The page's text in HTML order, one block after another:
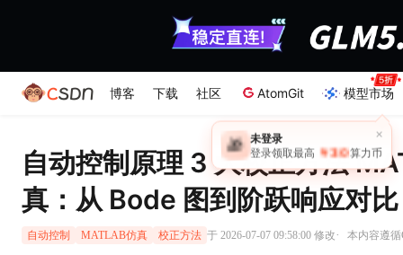
博客 下载 社区 AtomGit 模型市场
自动控制原理 3 大校正方法
真：从 Bode 图到阶跃响应对比
自动控制 MATLAB仿真 校正方法 于 2026-07-07 09:58:00 修改· 本内容遵